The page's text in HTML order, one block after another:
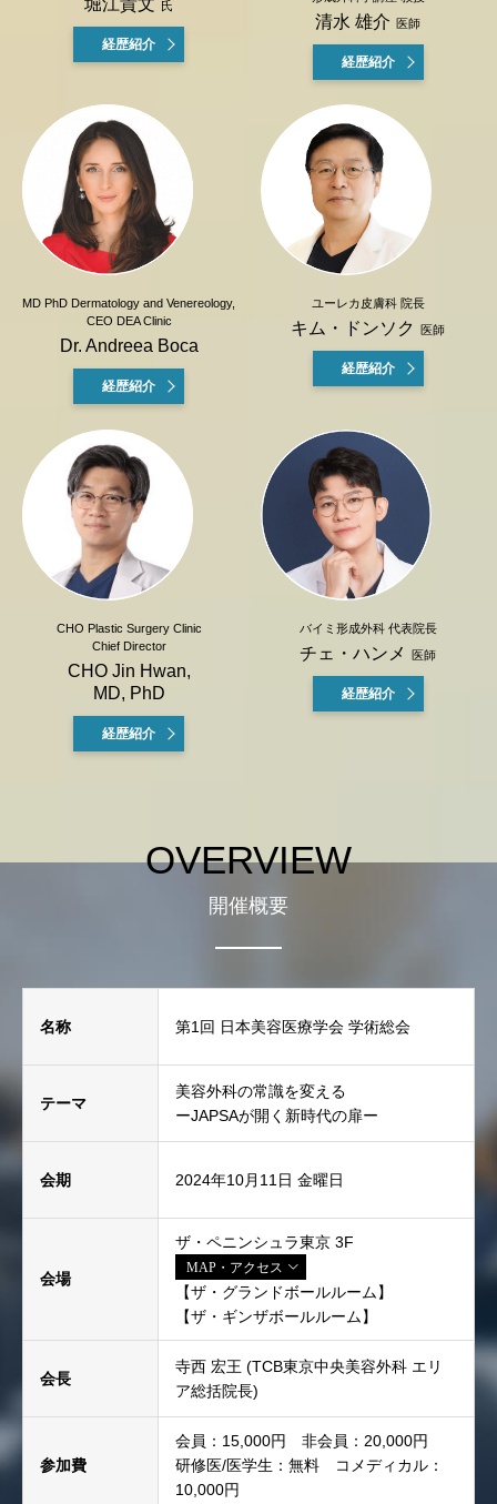
氏
経歴紹介
清水 雄介 医師
経歴紹介
MD PhD Dermatology and Venereology,
CEO DEA Clinic
Dr. Andreea Boca
経歴紹介
ユーレカ皮膚科 院長
キム・ドンソク 医師
経歴紹介
CHO Plastic Surgery Clinic
Chief Director
CHO Jin Hwan,
MD, PhD
経歴紹介
バイミ形成外科 代表院長
チェ・ハンメ 医師
経歴紹介
OVERVIEW
開催概要
名称 第1回 日本美容医療学会 学術総会
テーマ
美容外科の常識を変える
ーJAPSAが開く新時代の扉ー
会期 2024年10月11日 金曜日
会場
ザ・ペニンシュラ東京 3F
MAP・アクセス
【ザ・グランドボールルーム】
【ザ・ギンザボールルーム】
会長
寺西 宏王 (TCB東京中央美容外科 エリ
ア総括院長)
参加費
会員：15,000円 非会員：20,000円
研修医/医学生：無料 コメディカル：
10,000円